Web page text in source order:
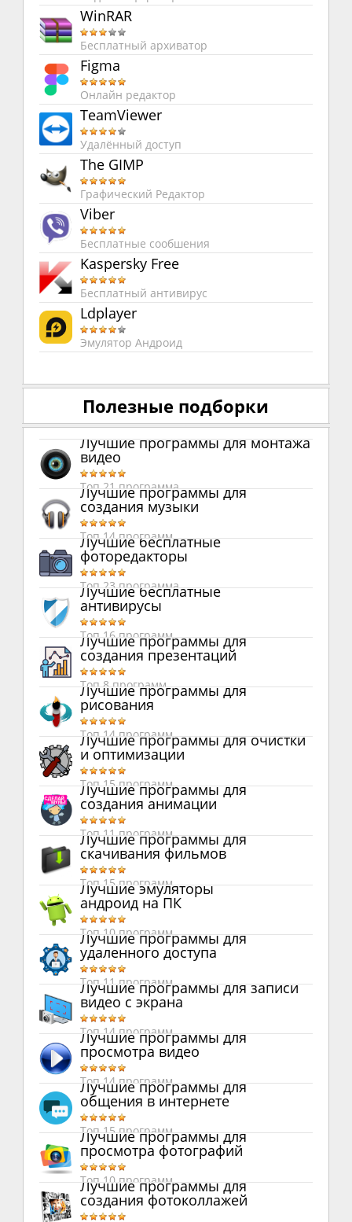
WinRAR
Бесплатный архиватор
Figma
Онлайн редактор
TeamViewer
Удалённый доступ
The GIMP
Графический Редактор
Viber
Бесплатные сообшения
Kaspersky Free
Бесплатный антивирус
Ldplayer
Эмулятор Андроид
Полезные подборки
Лучшие программы для монтажа
видео
Топ 21 программа
Лучшие программы для
создания музыки
Топ 14 программ
Лучшие бесплатные
фоторедакторы
Топ 23 программа
Лучшие бесплатные
антивирусы
Топ 16 программ
Лучшие программы для
создания презентаций
Топ 8 программ
Лучшие программы для
рисования
Топ 14 программ
Лучшие программы для очистки
и оптимизации
Топ 15 программ
Лучшие программы для
создания анимации
Топ 11 программ
Лучшие программы для
скачивания фильмов
Топ 15 программ
Лучшие эмуляторы
андроид на ПК
Топ 10 программ
Лучшие программы для
удаленного доступа
Топ 11 программ
Лучшие программы для записи
видео с экрана
Топ 14 программ
Лучшие программы для
просмотра видео
Топ 14 программ
Лучшие программы для
общения в интернете
Топ 15 программ
Лучшие программы для
просмотра фотографий
Топ 10 программ
Лучшие программы для
создания фотоколлажей